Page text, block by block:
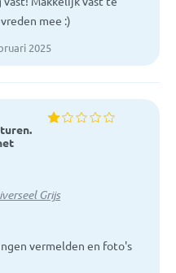
mee :)
2025
Grijs
vermelden en foto's